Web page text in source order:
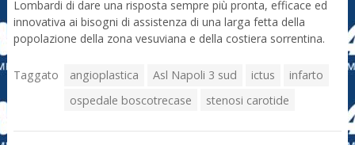
Lombardi di dare una risposta sempre più pronta, efficace ed
innovativa ai bisogni di assistenza di una larga fetta della
popolazione della zona vesuviana e della costiera sorrentina.
Taggato angioplastica Asl Napoli 3 sud ictus
infarto
ospedale boscotrecase
stenosi carotide